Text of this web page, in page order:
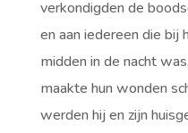
verkondigden de
en aan iedereen die
midden in de nacht
maakte hun wonden
werden hij en zijn